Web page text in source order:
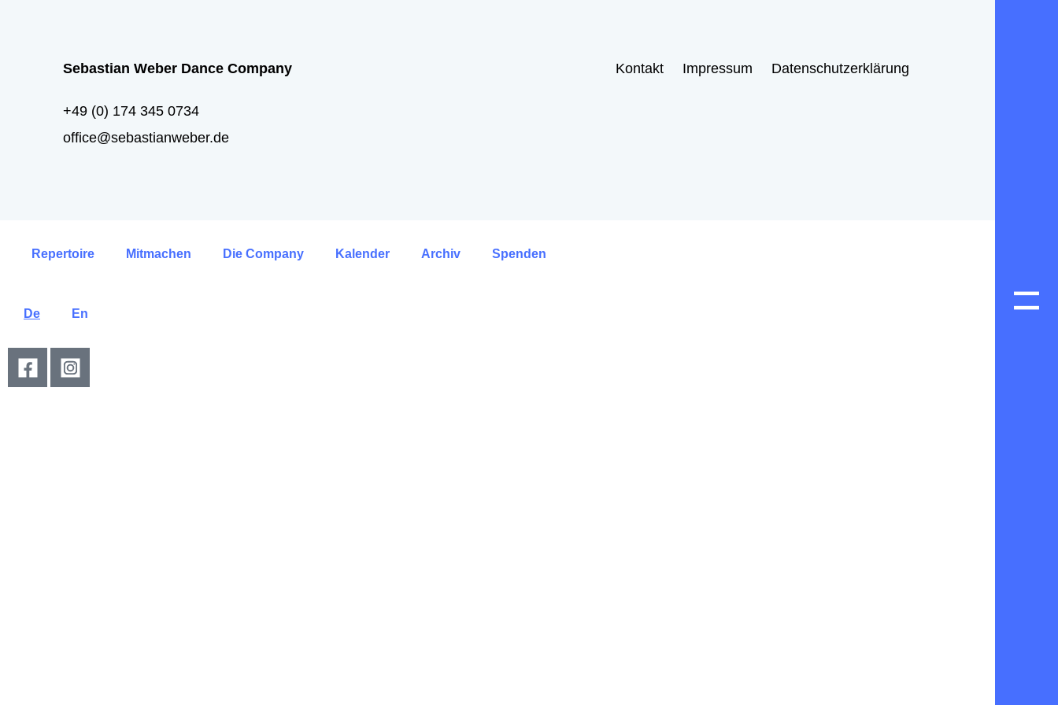
Sebastian Weber Dance Company
+49 (0) 174 345 0734
office@sebastianweber.de
Kontakt Impressum Datenschutzerklärung
Repertoire Mitmachen Die Company Kalender Archiv Spenden
De En